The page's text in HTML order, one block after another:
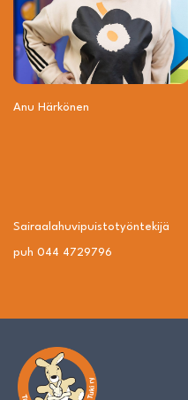
Anu Härkönen
Sairaalahuvipuisto­työntekijä
puh 044 4729796